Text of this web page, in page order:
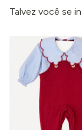
Talvez você se